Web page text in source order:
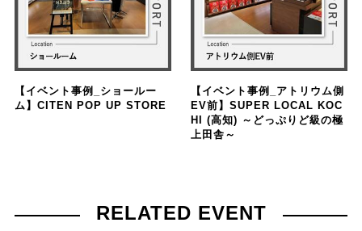
【イベント事例_ショールー
ム】CITEN POP UP STORE
【イベント事例_アトリウム側
EV前】SUPER LOCAL KOC
HI (高知) ～どっぷりど級の極
上田舎～
RELATED EVENT